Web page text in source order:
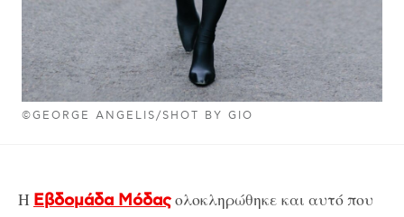
©GEORGE ANGELIS/SHOT BY GIO
Η Εβδομάδα Μόδαςολοκληρώθηκε και αυτό που